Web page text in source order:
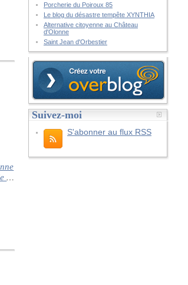
…
Porcherie du Poiroux 85
Le blog du désastre tempête XYNTHIA
Alternative citoyenne au Château
d'Olonne
Saint Jean d'Orbestier
Suivez-moi
S'abonner au flux RSS